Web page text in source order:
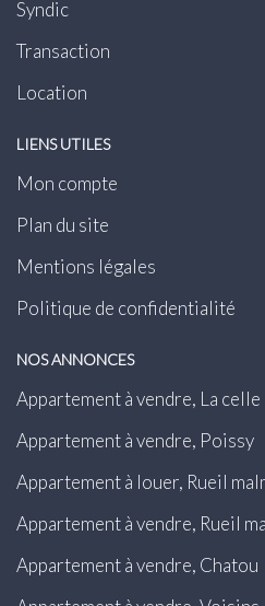
Syndic
Transaction
Location
LIENS UTILES
Mon compte
Plan du site
Mentions légales
Politique de confidentialité
NOS ANNONCES
Appartement à vendre, La
Appartement à vendre, Poissy
Appartement à louer, Rueil
Appartement à vendre, Rueil
Appartement à vendre, Chatou